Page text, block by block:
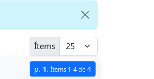
Ítems
p. 1. Ítems 1-4 de4